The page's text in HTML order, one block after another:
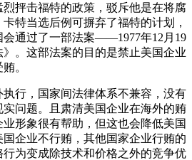
抨击福特的政策，驳斥他是在将腐
特当选后例可摒弃了福特的计划，
会通过了一部法案——1977年12月19
。这部法案的目的是禁止美国企业
。
行，国家间法律体系不兼容，没有
问题。且肃清美国企业在海外的贿
形象很有帮助，但这也会降低美国
企业不行贿，其他国家企业行贿的
为变成除技术和价格之外的竞争优